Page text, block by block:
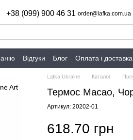
+38 (099) 900 46 31 order@lafka.com.ua
Відгуки Блог Оплата і доставка
Lafka Ukraine Каталог
Термос Macao,
Артикул: 20202-01
618.70 грн